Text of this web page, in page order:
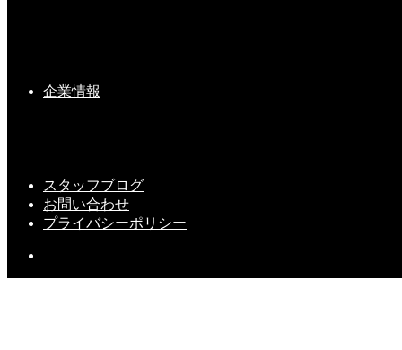
企業情報
スタッフブログ
お問い合わせ
プライバシーポリシー